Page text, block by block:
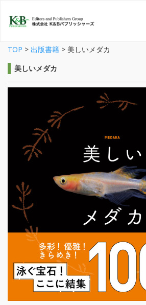
TOP > 出版書籍 > 美しいメダカ
美しいメダカ